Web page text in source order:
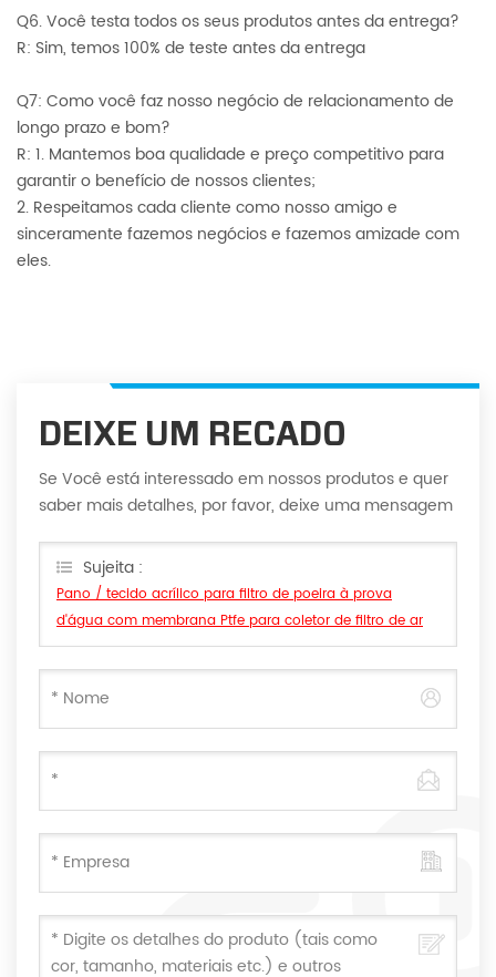
Q6. Você testa todos os seus produtos antes da entrega?
R: Sim, temos 100% de teste antes da entrega
Q7: Como você faz nosso negócio de relacionamento de
longo prazo e bom?
R: 1. Mantemos boa qualidade e preço competitivo para
garantir o benefício de nossos clientes;
2. Respeitamos cada cliente como nosso amigo e
sinceramente fazemos negócios e fazemos amizade com
eles.
DEIXE UM RECADO
Se Você está interessado em nossos produtos e quer
saber mais detalhes, por favor, deixe uma mensagem
Sujeita :
Pano / tecido acrílico para filtro de poeira à prova
d'água com membrana Ptfe para coletor de filtro de ar